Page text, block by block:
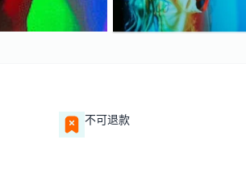
不可退款